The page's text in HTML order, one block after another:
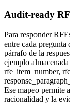
Audit-ready
Para responder
entre cada
párrafo de la
ejemplo
rfe_item_number,
Ese mapeo permite
racionalidad y la